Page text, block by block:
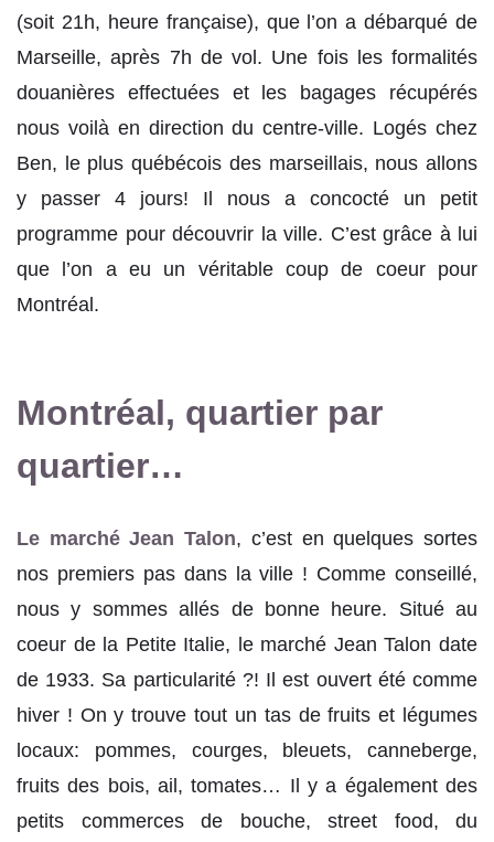
(soit 21h, heure française), que l’on a débarqué de
Marseille, après 7h de vol. Une fois les formalités
douanières effectuées et les bagages récupérés
nous voilà en direction du centre-ville. Logés chez
Ben, le plus québécois des marseillais, nous allons
y passer 4 jours! Il nous a concocté un petit
programme pour découvrir la ville. C’est grâce à lui
que l’on a eu un véritable coup de coeur pour
Montréal.
Montréal, quartier par
quartier…
Le marché Jean Talon, c’est en quelques sortes
nos premiers pas dans la ville ! Comme conseillé,
nous y sommes allés de bonne heure. Situé au
coeur de la Petite Italie, le marché Jean Talon date
de 1933. Sa particularité ?! Il est ouvert été comme
hiver ! On y trouve tout un tas de fruits et légumes
locaux: pommes, courges, bleuets, canneberge,
fruits des bois, ail, tomates… Il y a également des
petits commerces de bouche, street food, du